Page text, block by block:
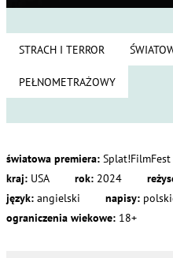
STRACH I TERROR
PEŁNOMETRAŻOWY
światowa premiera: Splat!FilmFest
kraj: USA rok: 2024
język: angielski napisy:
ograniczenia wiekowe: 18+